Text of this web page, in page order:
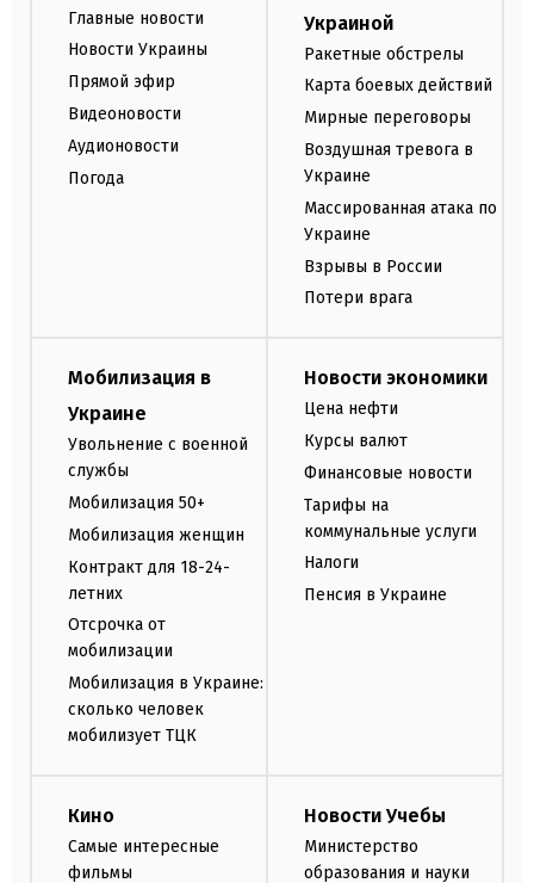
Главные новости
Новости Украины
Прямой эфир
Видеоновости
Аудионовости
Погода
Украиной
Ракетные обстрелы
Карта боевых действий
Мирные переговоры
Воздушная тревога в
Украине
Массированная атака по
Украине
Взрывы в России
Потери врага
Мобилизация в
Украине
Увольнение с военной
службы
Мобилизация 50+
Мобилизация женщин
Контракт для 18-24-
летних
Отсрочка от
мобилизации
Мобилизация в Украине:
сколько человек
мобилизует ТЦК
Новости экономики
Цена нефти
Курсы валют
Финансовые новости
Тарифы на
коммунальные услуги
Налоги
Пенсия в Украине
Кино
Самые интересные
фильмы
Новости Учебы
Министерство
образования и науки